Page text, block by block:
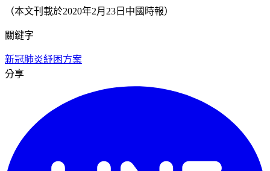
（本文刊載於2020年2月23日中國時報）
關鍵字
新冠肺炎紓困方案
分享